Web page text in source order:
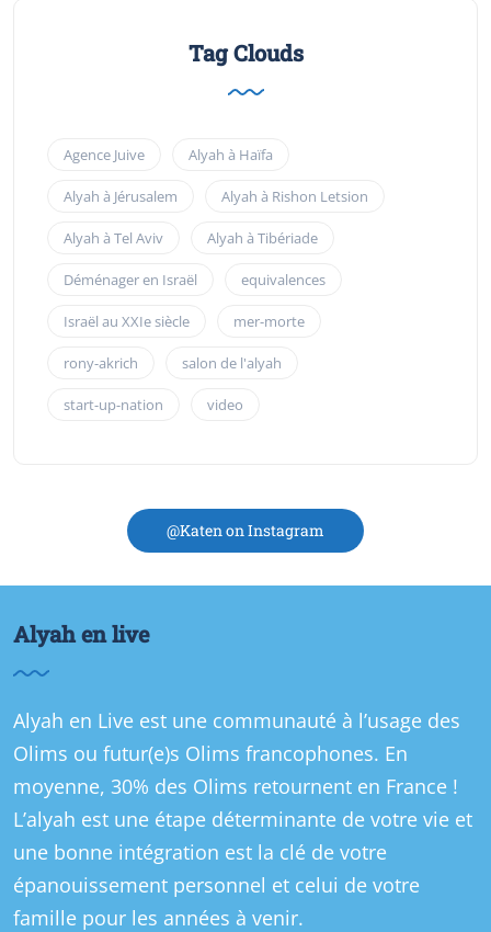
Tag Clouds
Agence Juive Alyah à Haïfa
Alyah à Jérusalem Alyah à Rishon Letsion
Alyah à Tel Aviv Alyah à Tibériade
Déménager en Israël equivalences
Israël au XXIe siècle mer-morte
rony-akrich salon de l'alyah
start-up-nation video
@Katen on Instagram
Alyah en live
Alyah en Live est une communauté à l’usage des
Olims ou futur(e)s Olims francophones. En
moyenne, 30% des Olims retournent en France !
L’alyah est une étape déterminante de votre vie et
une bonne intégration est la clé de votre
épanouissement personnel et celui de votre
famille pour les années à venir.